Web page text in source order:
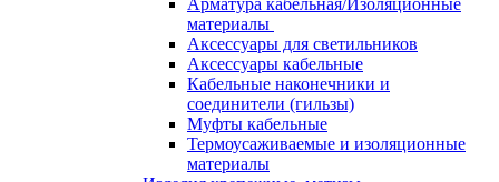
Арматура кабельная/Изоляционные
материалы
Аксессуары для светильников
Аксессуары кабельные
Кабельные наконечники и
соединители (гильзы)
Муфты кабельные
Термоусаживаемые и изоляционные
материалы